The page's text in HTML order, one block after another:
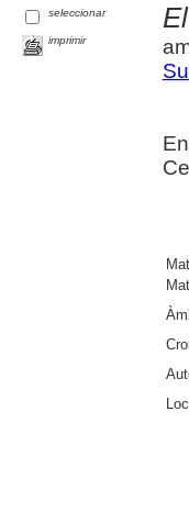
seleccionar
imprimir